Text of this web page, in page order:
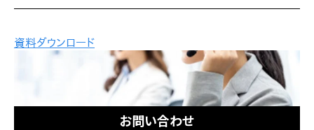
お問い合わせ